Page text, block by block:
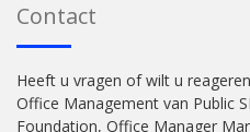
Contact
Heeft u vragen of wilt u
Office Management van Public
Foundation, Office Manager